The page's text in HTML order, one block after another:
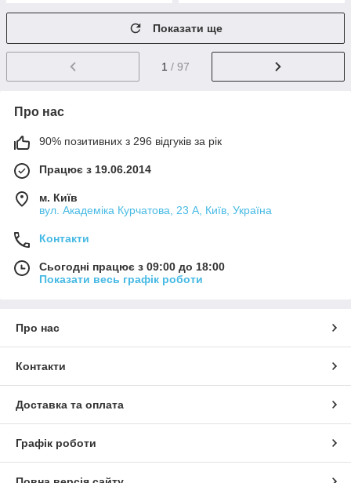
Показати ще
1 / 97
Про нас
90% позитивних з 296 відгуків за рік
Працює з 19.06.2014
м. Київ
вул. Академіка Курчатова, 23 А, Київ, Україна
Контакти
Сьогодні працює з 09:00 до 18:00
Показати весь графік роботи
Про нас
Контакти
Доставка та оплата
Графік роботи